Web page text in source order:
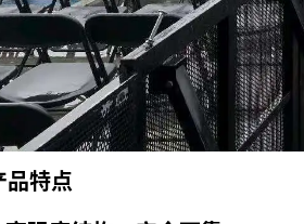
品特点